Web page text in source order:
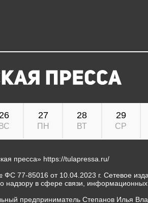
ВС
27
ПН
28
ВТ
29
СР
пресса» https://tulapressa.ru/
77-85016 от 10.04.2023 г. Сетевое
надзору в сфере связи, информационных
предприниматель Степанов Илья